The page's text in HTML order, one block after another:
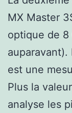
MX Master
optique de
auparavant).
est une
Plus la
analyse les